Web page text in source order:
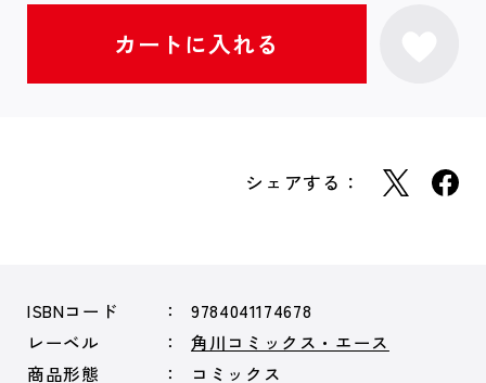
シェアする：
ISBNコード
9784041174678
レーベル
角川コミックス・エース
商品形態
コミックス